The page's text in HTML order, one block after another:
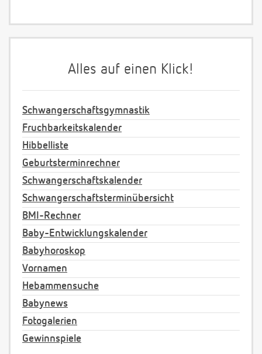
Alles auf einen Klick!
Schwangerschaftsgymnastik
Fruchbarkeitskalender
Hibbelliste
Geburtsterminrechner
Schwangerschaftskalender
Schwangerschaftsterminübersicht
BMI-Rechner
Baby-Entwicklungskalender
Babyhoroskop
Vornamen
Hebammensuche
Babynews
Fotogalerien
Gewinnspiele